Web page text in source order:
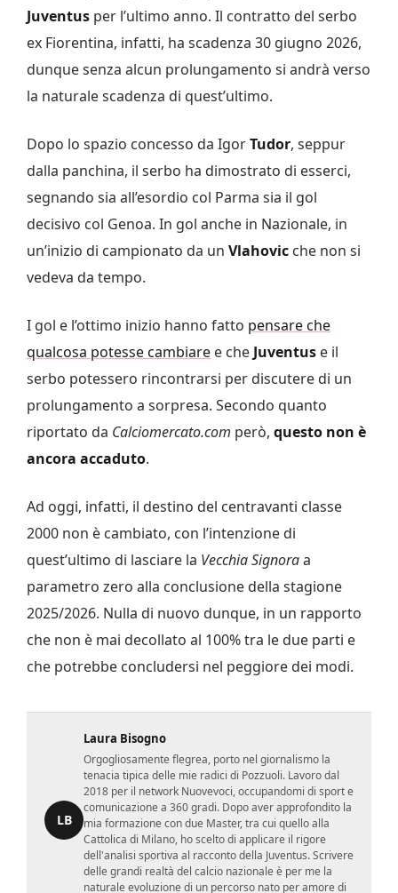
Juventus per l’ultimo anno. Il contratto del serbo
ex Fiorentina, infatti, ha scadenza 30 giugno 2026,
dunque senza alcun prolungamento si andrà verso
la naturale scadenza di quest’ultimo.
Dopo lo spazio concesso da IgorTudor, seppur
dalla panchina, il serbo ha dimostrato di esserci,
segnando sia all’esordio col Parma sia il gol
decisivo col Genoa. In gol anche in Nazionale, in
un’inizio di campionato da un Vlahovic che non si
vedeva da tempo.
I gol e l’ottimo inizio hanno fatto pensare che
qualcosa potesse cambiare e che Juventus e il
serbo potessero rincontrarsi per discutere di un
prolungamento a sorpresa. Secondo quanto
riportato da Calciomercato.com però, questo non è
ancora accaduto.
Ad oggi, infatti, il destino del centravanti classe
2000 non è cambiato, con l’intenzione di
quest’ultimo di lasciare la Vecchia Signoraa
parametro zero alla conclusione della stagione
2025/2026. Nulla di nuovo dunque, in un rapporto
che non è mai decollato al 100% tra le due parti e
che potrebbe concludersi nel peggiore dei modi.
LB
Laura Bisogno
Orgogliosamente flegrea, porto nel giornalismo la
tenacia tipica delle mie radici di Pozzuoli. Lavoro dal
2018 per il network Nuovevoci, occupandomi di sport e
comunicazione a 360 gradi. Dopo aver approfondito la
mia formazione con due Master, tra cui quello alla
Cattolica di Milano, ho scelto di applicare il rigore
dell'analisi sportiva al racconto della Juventus. Scrivere
delle grandi realtà del calcio nazionale è per me la
naturale evoluzione di un percorso nato per amore di